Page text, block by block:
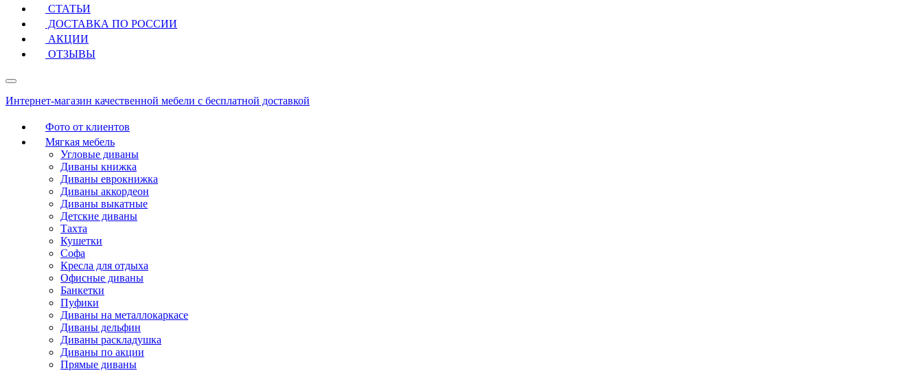
СТАТЬИ
ДОСТАВКА ПО РОССИИ
АКЦИИ
ОТЗЫВЫ
Интернет-магазин качественной мебели с бесплатной доставкой
Фото от клиентов
Мягкая мебель
Угловые диваны
Диваны книжка
Диваны еврокнижка
Диваны аккордеон
Диваны выкатные
Детские диваны
Тахта
Кушетки
Софа
Кресла для отдыха
Офисные диваны
Банкетки
Пуфики
Диваны на металлокаркасе
Диваны дельфин
Диваны раскладушка
Диваны по акции
Прямые диваны